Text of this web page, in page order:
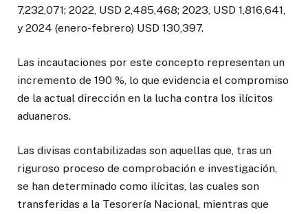
7,232,071; 2022, USD 2,485,468; 2023, USD 1,816,641,
y 2024 (enero-febrero) USD 130,397.
Las incautaciones por este concepto representan un
incremento de 190 %, lo que evidencia el compromiso
de la actual dirección en la lucha contra los ilícitos
aduaneros.
Las divisas contabilizadas son aquellas que, tras un
riguroso proceso de comprobación e investigación,
se han determinado como ilícitas, las cuales son
transferidas a la Tesorería Nacional, mientras que